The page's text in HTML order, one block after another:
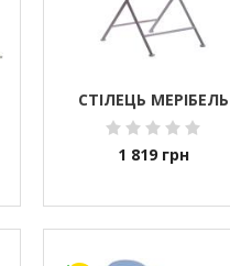
СТІЛЕЦЬ МЕРІБЕЛЬ
1 819 грн